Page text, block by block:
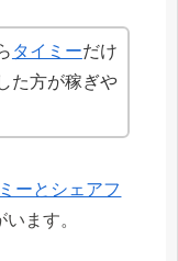
タイミーだけ
た方が稼ぎや
ーとシェアフ
ます。